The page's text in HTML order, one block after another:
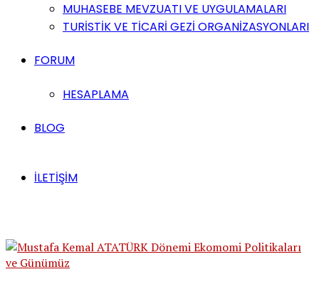
MUHASEBE MEVZUATI VE UYGULAMALARI
TURİSTİK VE TİCARİ GEZİ ORGANİZASYONLARI
FORUM
HESAPLAMA
BLOG
İLETİŞİM